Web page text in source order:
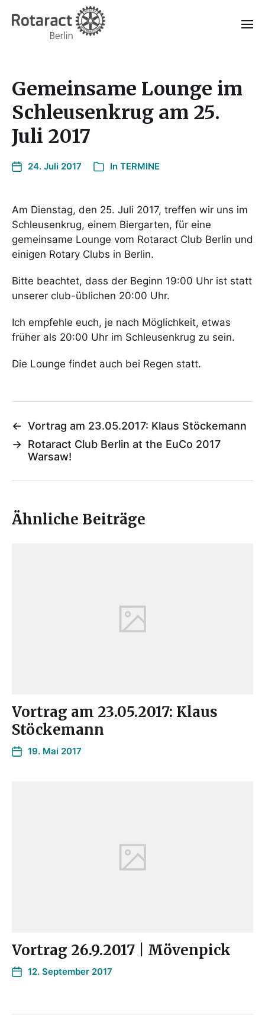
Gemeinsame Lounge im
Schleusenkrug am 25.
Juli 2017
24. Juli 2017 In TERMINE
Am Dienstag, den 25. Juli 2017, treffen wir uns im
Schleusenkrug, einem Biergarten, für eine
gemeinsame Lounge vom Rotaract Club Berlin und
einigen Rotary Clubs in Berlin.
Bitte beachtet, dass der Beginn 19:00 Uhr ist statt
unserer club-üblichen 20:00 Uhr.
Ich empfehle euch, je nach Möglichkeit, etwas
früher als 20:00 Uhr im Schleusenkrug zu sein.
Die Lounge findet auch bei Regen statt.
← Vortrag am 23.05.2017: Klaus Stöckemann
→ Rotaract Club Berlin at the EuCo 2017
Warsaw!
Ähnliche Beiträge
Vortrag am 23.05.2017: Klaus
Stöckemann
19. Mai 2017
Vortrag 26.9.2017 | Mövenpick
12. September 2017